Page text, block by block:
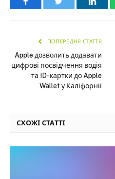
ПОПЕРЕДНЯ СТАТТЯ
Apple дозволить додавати
цифрові посвідчення водія
та ID-картки до Apple
Wallet у Каліфорнії
СХОЖІ СТАТТІ